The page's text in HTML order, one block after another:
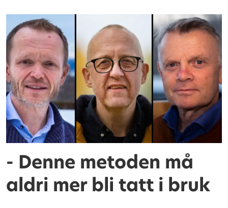
- Denne metoden må
aldri mer bli tatt i bruk